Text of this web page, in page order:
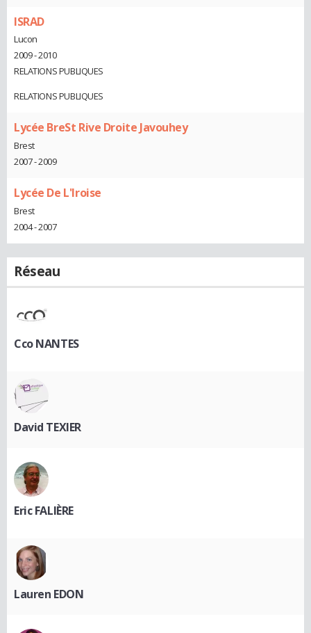
ISRAD
Lucon
2009 - 2010
RELATIONS PUBLIQUES
RELATIONS PUBLIQUES
Lycée BreSt Rive Droite Javouhey
Brest
2007 - 2009
Lycée De L'Iroise
Brest
2004 - 2007
Réseau
Cco NANTES
David TEXIER
Eric FALIÈRE
Lauren EDON